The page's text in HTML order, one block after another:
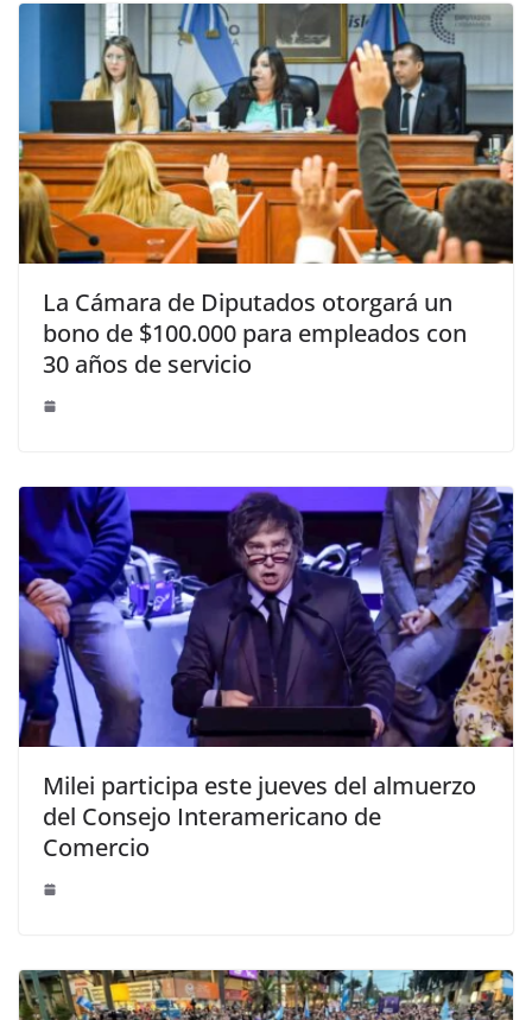
La Cámara de Diputados otorgará un
bono de $100.000 para empleados con
30 años de servicio
Milei participa este jueves del almuerzo
del Consejo Interamericano de
Comercio